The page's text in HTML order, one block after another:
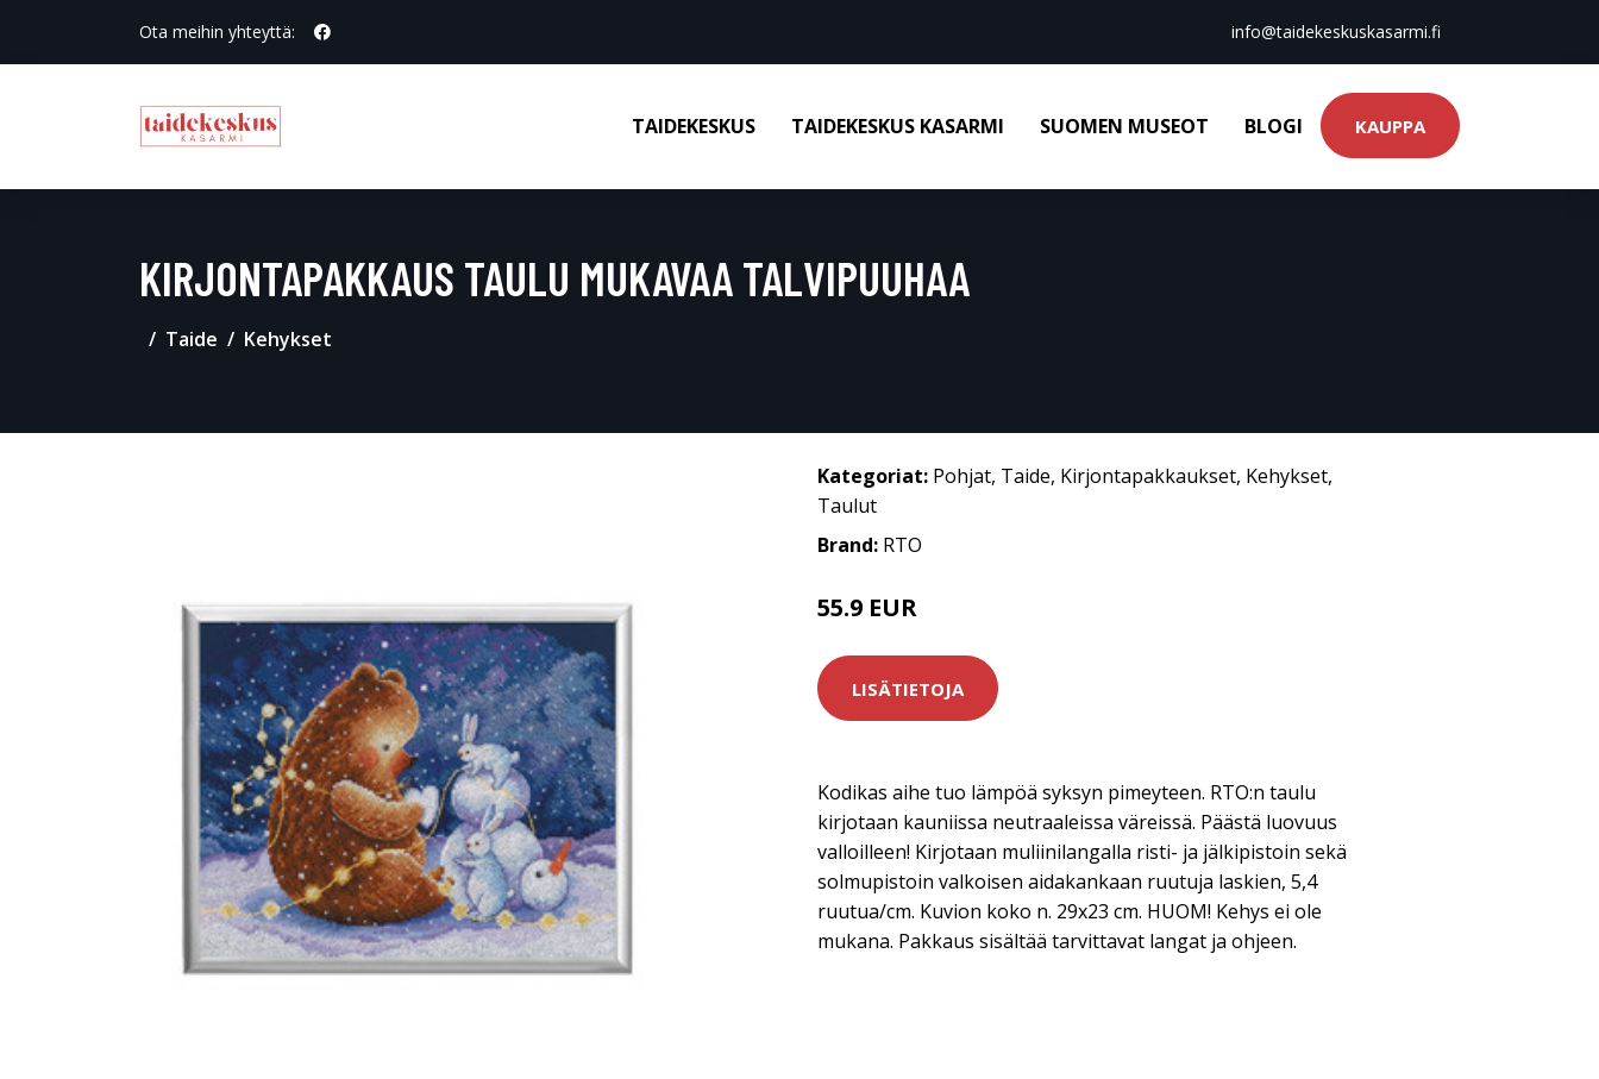
Ota meihin yhteyttä: info@taidekeskuskasarmi.fi
TAIDEKESKUS TAIDEKESKUS KASARMI SUOMEN MUSEOT BLOGI KAUPPA
KIRJONTAPAKKAUS TAULU MUKAVAA TALVIPUUHAA
Taide Kehykset
Kategoriat: Pohjat, Taide, Kirjontapakkaukset, Kehykset,
Taulut
Brand: RTO
55.9 EUR
LISÄTIETOJA
Kodikas aihe tuo lämpöä syksyn pimeyteen. RTO:n taulu
kirjotaan kauniissa neutraaleissa väreissä. Päästä luovuus
valloilleen! Kirjotaan muliinilangalla risti- ja jälkipistoin sekä
solmupistoin valkoisen aidakankaan ruutuja laskien, 5,4
ruutua/cm. Kuvion koko n. 29x23 cm. HUOM! Kehys ei ole
mukana. Pakkaus sisältää tarvittavat langat ja ohjeen.